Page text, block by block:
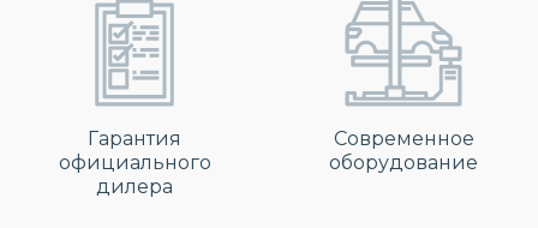
Гарантия
официального
дилера
Современное
оборудование